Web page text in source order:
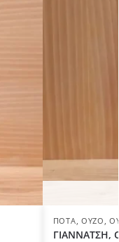
ΠΟΤΆ ΟΎΖΟ ,
ΓΙΑΝΝΑΤΣΗ,